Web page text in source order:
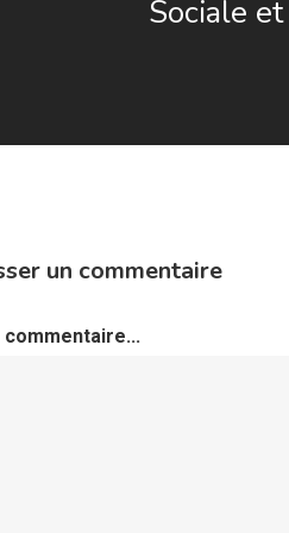
Sociale
un commentaire
commentaire...